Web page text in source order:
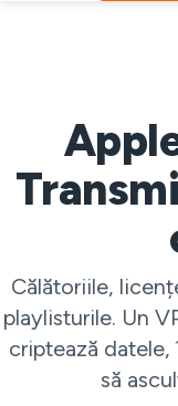
Călătoriile,
playlisturile. Un
criptează
să